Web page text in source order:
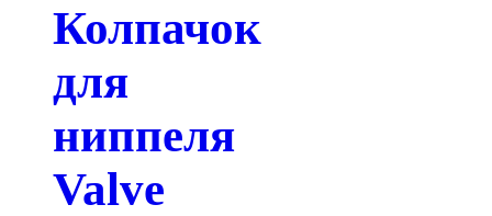
Колпачок
для
ниппеля
Valve